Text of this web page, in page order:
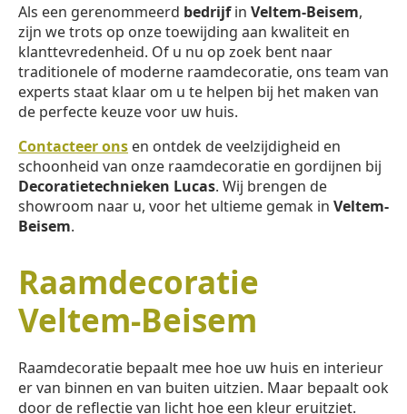
Als een gerenommeerd bedrijfin Veltem-Beisem,
zijn we trots op onze toewijding aan kwaliteit en
klanttevredenheid. Of u nu op zoek bent naar
traditionele of moderne raamdecoratie, ons team van
experts staat klaar om u te helpen bij het maken van
de perfecte keuze voor uw huis.
Contacteer ons en ontdek de veelzijdigheid en
schoonheid van onze raamdecoratie en gordijnen bij
Decoratietechnieken Lucas. Wij brengen de
showroom naar u, voor het ultieme gemak in Veltem-
Beisem.
Raamdecoratie
Veltem-Beisem
Raamdecoratie bepaalt mee hoe uw huis en interieur
er van binnen en van buiten uitzien. Maar bepaalt ook
door de reflectie van licht hoe een kleur eruitziet.